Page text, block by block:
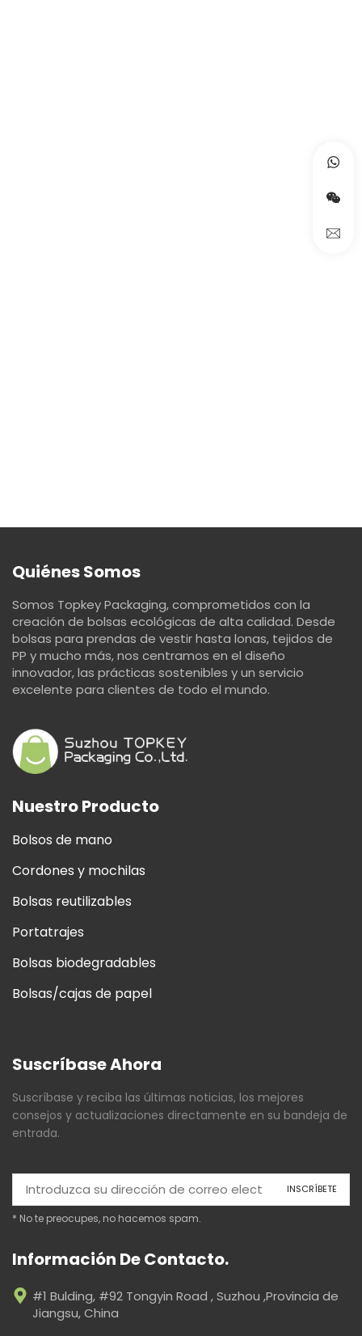
Quiénes Somos
Somos Topkey Packaging, comprometidos con la
creación de bolsas ecológicas de alta calidad. Desde
bolsas para prendas de vestir hasta lonas, tejidos de
PP y mucho más, nos centramos en el diseño
innovador, las prácticas sostenibles y un servicio
excelente para clientes de todo el mundo.
Nuestro Producto
Bolsos de mano
Cordones y mochilas
Bolsas reutilizables
Portatrajes
Bolsas biodegradables
Bolsas/cajas de papel
Suscríbase Ahora
Suscríbase y reciba las últimas noticias, los mejores
consejos y actualizaciones directamente en su bandeja de
entrada.
* No te preocupes, no hacemos spam.
Información De Contacto.
#1 Bulding, #92 Tongyin Road , Suzhou ,Provincia de
Jiangsu, China